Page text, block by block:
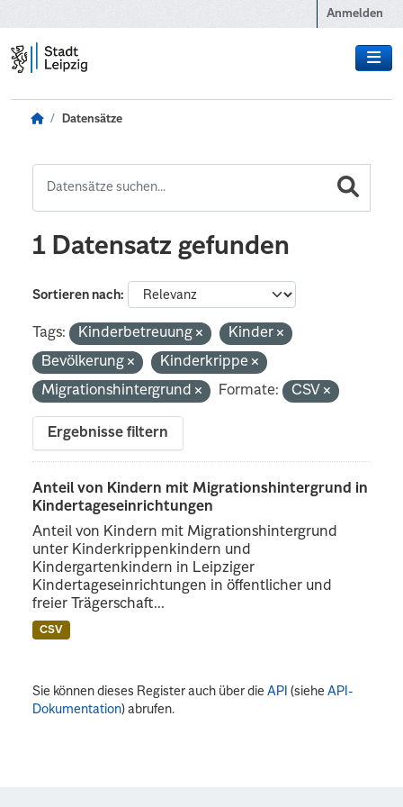
Anmelden
Datensätze
1 Datensatz gefunden
Sortieren nach
Tags: Kinderbetreuung
Kinder
Bevölkerung
Kinderkrippe
Migrationshintergrund
Formate: CSV
Ergebnisse filtern
Anteil von Kindern mit Migrationshintergrund in
Kindertageseinrichtungen
Anteil von Kindern mit Migrationshintergrund
unter Kinderkrippenkindern und
Kindergartenkindern in Leipziger
Kindertageseinrichtungen in öffentlicher und
freier Trägerschaft...
CSV
Sie können dieses Register auch über dieAPI (sieheAPI-
Dokumentation) abrufen.